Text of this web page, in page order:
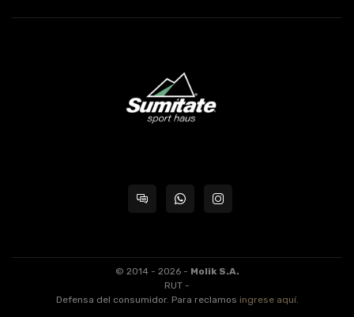
© 2014 - 2026 - Molik S.A.
RUT -
Defensa del consumidor. Para reclamos ingrese aquí.